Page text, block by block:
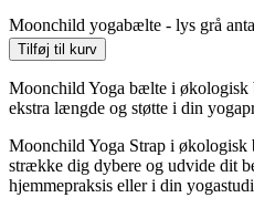
Moonchild yogabælte - lys grå
Tilføj til kurv
Moonchild Yoga bælte i økologisk
ekstra længde og støtte i din
Moonchild Yoga Strap i
strække dig dybere og udvide dit
hjemmepraksis eller i din